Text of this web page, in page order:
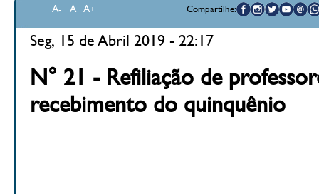
A- A A+ Compartilhe:
Seg, 15 de Abril 2019 - 22:17
N° 21 - Refiliação de
recebimento do quinquênio